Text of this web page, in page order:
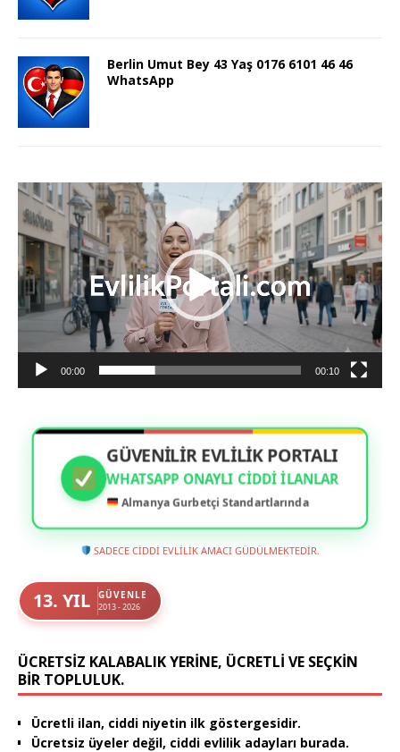
Berlin Umut Bey 43 Yaş 0176 6101 46 46
WhatsApp
Video
oynatıcı
00:00 00:10
GÜVENİLİR EVLİLİK PORTALI
WHATSAPP ONAYLI CIDDI İLANLAR
Almanya Gurbetçi Standartlarında
SADECE CİDDİ EVLİLİK AMACI GÜDÜLMEKTEDİR.
13. YIL GÜVENLE
2013 - 2026
ÜCRETSIZ KALABALIK YERINE, ÜCRETLI VE SEÇKIN
BIR TOPLULUK.
Ücretli ilan, ciddi niyetin ilk göstergesidir.
Ücretsiz üyeler değil, ciddi evlilik adayları burada.